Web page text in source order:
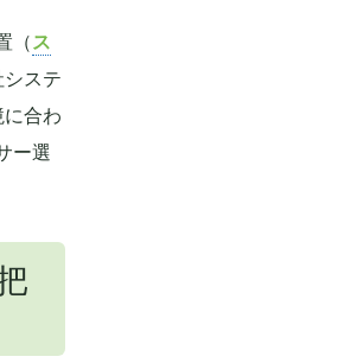
（ス
ステ
合わ
ー選